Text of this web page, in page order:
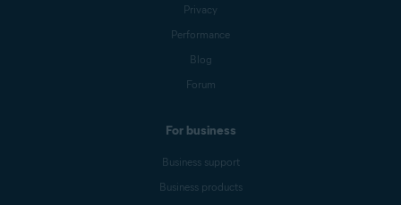
Privacy
Performance
Blog
Forum
For business
Business support
Business products